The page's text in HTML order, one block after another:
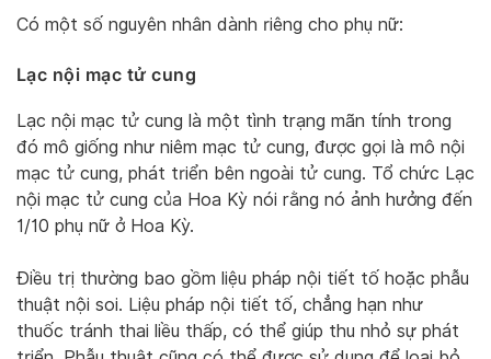
Có một số nguyên nhân dành riêng cho phụ nữ:
Lạc nội mạc tử cung
Lạc nội mạc tử cung là một tình trạng mãn tính trong
đó mô giống như niêm mạc tử cung, được gọi là mô nội
mạc tử cung, phát triển bên ngoài tử cung. Tổ chức Lạc
nội mạc tử cung của Hoa Kỳ nói rằng nó ảnh hưởng đến
1/10 phụ nữ ở Hoa Kỳ.
Điều trị thường bao gồm liệu pháp nội tiết tố hoặc phẫu
thuật nội soi. Liệu pháp nội tiết tố, chẳng hạn như
thuốc tránh thai liều thấp, có thể giúp thu nhỏ sự phát